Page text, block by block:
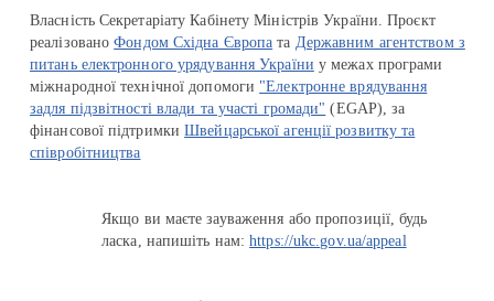
Власність Секретаріату Кабінету Міністрів України. Проєкт
реалізованоФондом Східна Європа та Державним агентством з
питань електронного урядування України у межах програми
міжнародної технічної допомоги "Електронне врядування
задля підзвітності влади та участі громади" (EGAP), за
фінансової підтримкиШвейцарської агенції розвитку та
співробітництва
Якщо ви маєте зауваження або пропозиції, будь
ласка, напишіть нам:https://ukc.gov.ua/appeal